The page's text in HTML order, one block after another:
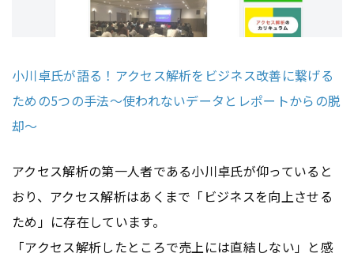
小川卓氏が語る！アクセス解析をビジネス改善に繋げる
ための5つの手法～使われないデータとレポートからの脱
却～
アクセス解析の第一人者である小川卓氏が仰っていると
おり、アクセス解析はあくまで「ビジネスを向上させる
ため」に存在しています。
「アクセス解析したところで売上には直結しない」と感